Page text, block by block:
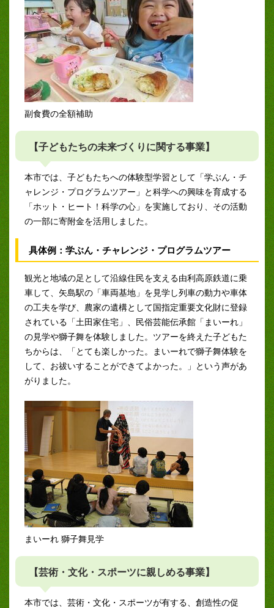
副食費の全額補助
【子どもたちの未来づくりに関する事業】
本市では、子どもたちへの体験型学習として「学ぶん・チ
ャレンジ・プログラムツアー」と科学への興味を育成する
「ホット・ヒート！科学の心」を実施しており、その活動
の一部に寄附金を活用しました。
具体例：学ぶん・チャレンジ・プログラムツアー
観光と地域の足として沿線住民を支える由利高原鉄道に乗
車して、矢島駅の「車両基地」を見学し列車の動力や車体
の工夫を学び、農家の遺構として国指定重要文化財に登録
されている「土田家住宅」、民俗芸能伝承館「まいーれ」
の見学や獅子舞を体験しました。ツアーを終えた子どもた
ちからは、「とても楽しかった。まいーれで獅子舞体験を
して、お祓いすることができてよかった。」という声があ
がりました。
まいーれ 獅子舞見学
【芸術・文化・スポーツに親しめる事業】
本市では、芸術・文化・スポーツが有する、創造性の促